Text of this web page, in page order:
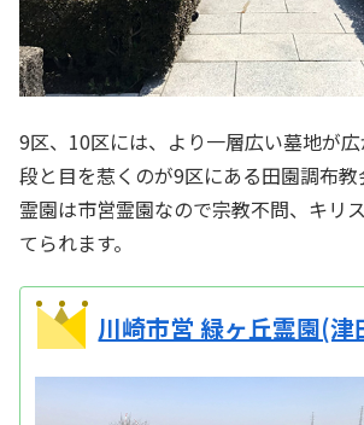
9区、10区には、より一層広い墓地が
段と目を惹くのが9区にある田園調布
霊園は市営霊園なので宗教不問、キリ
てられます。
川崎市営 緑ヶ丘霊園(津